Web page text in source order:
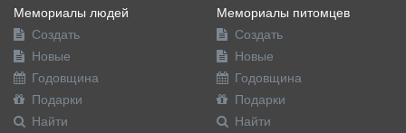
Мемориалы людей
Создать
Новые
Годовщина
Подарки
Найти
Мемориалы питомцев
Создать
Новые
Годовщина
Подарки
Найти